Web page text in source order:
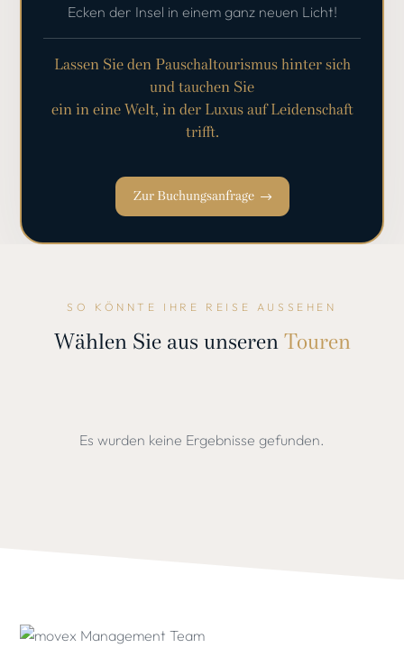
Ecken der Insel in einem ganz neuen Licht!
Lassen Sie den Pauschaltourismus hinter sich
und tauchen Sie
ein in eine Welt, in der Luxus auf Leidenschaft
trifft.
Zur Buchungsanfrage
SO KÖNNTE IHRE REISE AUSSEHEN
Wählen Sie aus unserenTouren
Es wurden keine Ergebnisse gefunden.